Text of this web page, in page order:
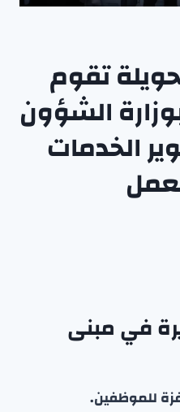
تقوم
الشؤون
الخدمات
في مبنى
للموظفين.